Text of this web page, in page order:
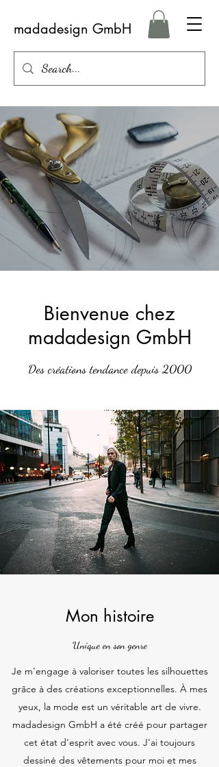
madadesign GmbH
Bienvenue chez
madadesign GmbH
Des créations tendance depuis 2000
Mon histoire
Unique en son genre
Je m'engage à valoriser toutes les silhouettes
grâce à des créations exceptionnelles. À mes
yeux, la mode est un véritable art de vivre.
madadesign GmbH a été créé pour partager
cet état d'esprit avec vous. J'ai toujours
dessiné des vêtements pour moi et mes